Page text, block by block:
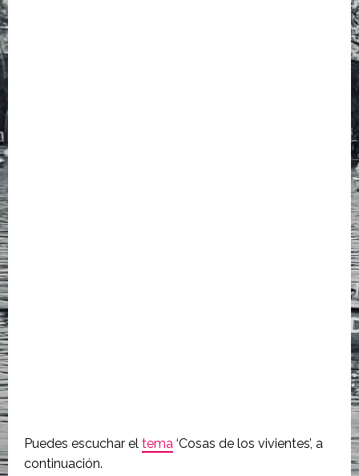
Puedes escuchar el tema ‘Cosas de los vivientes’, a
continuación.